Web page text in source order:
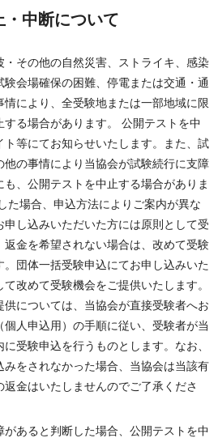
中断について
その他の自然災害、ストライキ、感染
会場確保の困難、停電または交通・通
により、全受験地または一部地域に限
する場合があります。 公開テストを中
ト等にてお知らせいたします。また、試
の事情により当協会が試験続行に支障
、公開テストを中止する場合がありま
た場合、申込方法によりご案内が異な
申し込みいただいた方には原則として受
金を希望されない場合は、改めて受験
団体一括受験申込にてお申し込みいた
改めて受験機会をご提供いたします。
供については、当協会が直接受験者へお
人申込用）の手順に従い、受験者が当
受験申込を行うものとします。なお、
みをされなかった場合、当協会は当該有
金はいたしませんのでご了承くださ
があると判断した場合、公開テストを中